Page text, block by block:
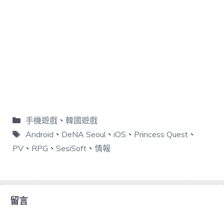
手機遊戲、 韓國遊戲
Android 、 DeNA Seoul 、 iOS 、 Princess Quest、
PV 、 RPG 、 SesiSoft 、 情報
留言